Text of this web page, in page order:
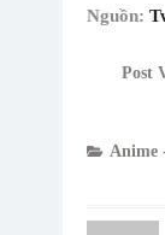
Nguồn:
Post
Anime